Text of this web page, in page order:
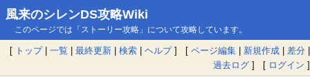
風来のシレンDS攻略Wiki
このページでは「ストーリー攻略」について攻略しています。
[ トップ| 一覧 | 最終更新 | 検索 | ヘルプ] [ ページ編集 | 新規作成 | 差分 |
過去ログ ] [ ログイン ]